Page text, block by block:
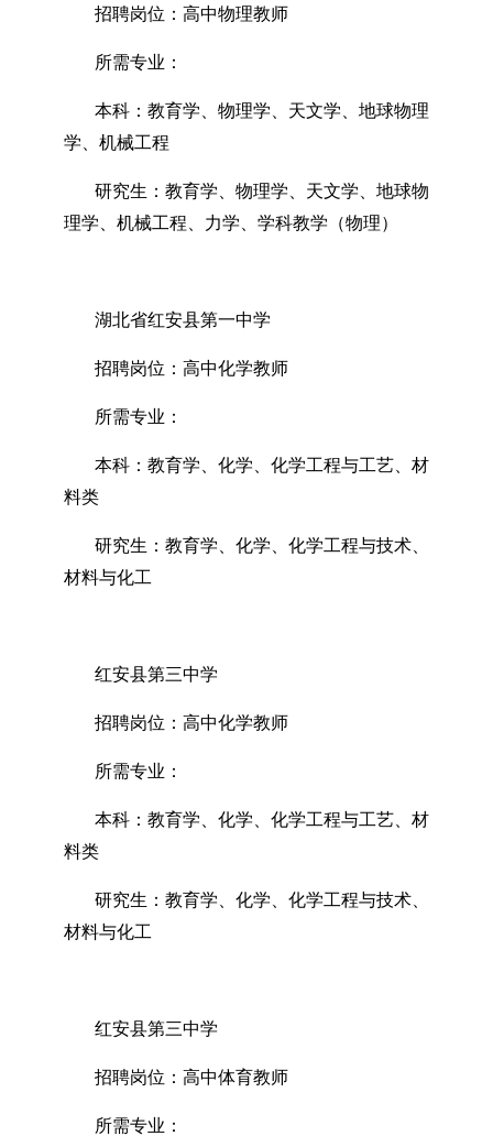
招聘岗位：高中物理教师
所需专业：
本科：教育学、物理学、天文学、地球物理
学、机械工程
研究生：教育学、物理学、天文学、地球物
理学、机械工程、力学、学科教学（物理）
湖北省红安县第一中学
招聘岗位：高中化学教师
所需专业：
本科：教育学、化学、化学工程与工艺、材
料类
研究生：教育学、化学、化学工程与技术、
材料与化工
红安县第三中学
招聘岗位：高中化学教师
所需专业：
本科：教育学、化学、化学工程与工艺、材
料类
研究生：教育学、化学、化学工程与技术、
材料与化工
红安县第三中学
招聘岗位：高中体育教师
所需专业：